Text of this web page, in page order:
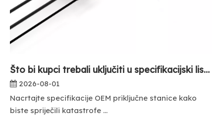
Što bi kupci trebali uključiti u specifikacijski list OEM priključne stanice?
2026-08-01
Nacrtajte specifikacije OEM priključne stanice kako
biste spriječili katastrofe ...